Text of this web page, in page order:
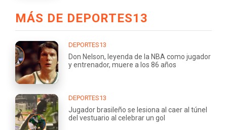
MÁS DE DEPORTES13
DEPORTES13
Don Nelson, leyenda de la NBA como jugador
y entrenador, muere a los 86 años
DEPORTES13
Jugador brasileño se lesiona al caer al túnel
del vestuario al celebrar un gol